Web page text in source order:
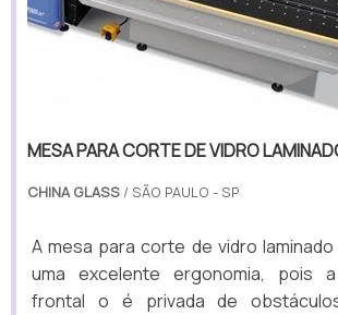
MESA PARA CORTE DE VIDRO
CHINA GLASS / SÃO PAULO - SP
A mesa para corte de vidro
uma excelente ergonomia, pois
frontal o é privada de